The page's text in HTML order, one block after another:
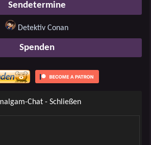
Sendetermine
Detektiv Conan
Spenden
Chat - Schließen